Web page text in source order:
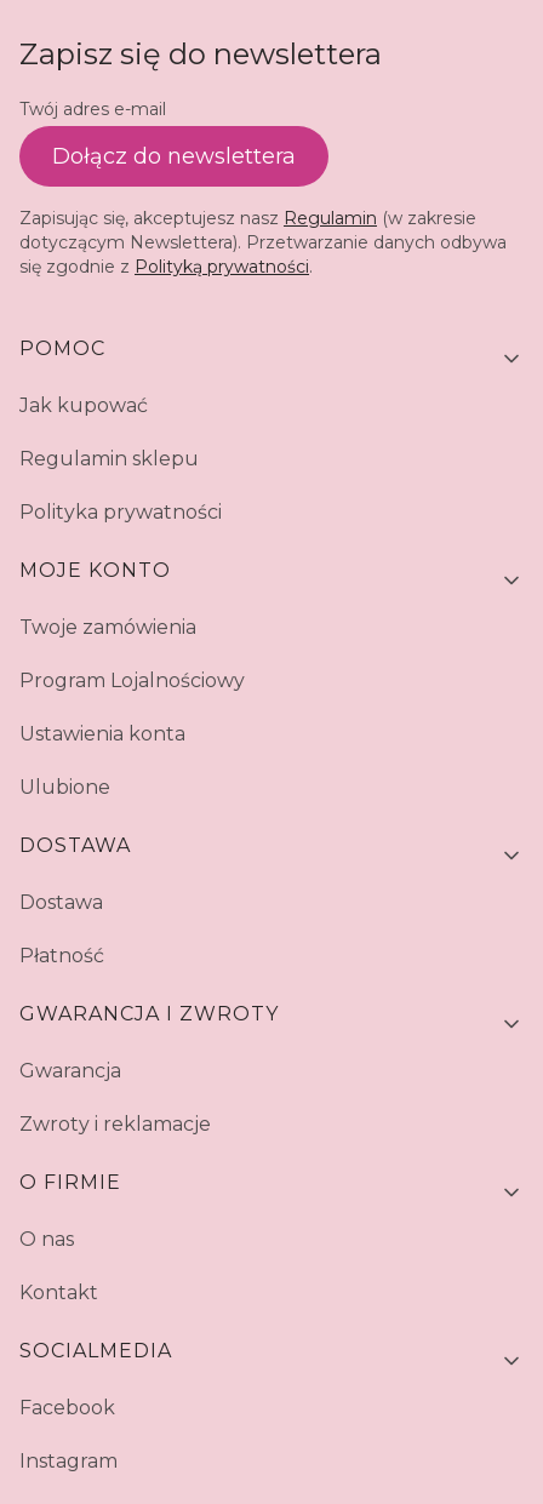
Zapisz się do newslettera
Twój adres e-mail
Dołącz do newslettera
Zapisując się, akceptujesz nasz Regulamin (w zakresie
dotyczącym Newslettera). Przetwarzanie danych odbywa
się zgodnie z Polityką prywatności.
Linki w stopce
POMOC
Jak kupować
Regulamin sklepu
Polityka prywatności
MOJE KONTO
Twoje zamówienia
Program Lojalnościowy
Ustawienia konta
Ulubione
DOSTAWA
Dostawa
Płatność
GWARANCJA I ZWROTY
Gwarancja
Zwroty i reklamacje
O FIRMIE
O nas
Kontakt
SOCIALMEDIA
Facebook
Instagram